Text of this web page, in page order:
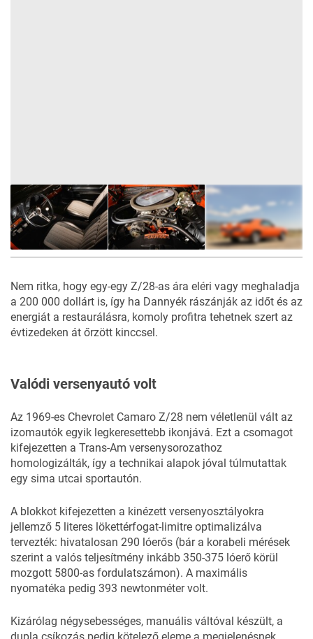
Nem ritka, hogy egy-egy Z/28-as ára eléri vagy meghaladja
a 200 000 dollárt is, így ha Dannyék rászánják az időt és az
energiát a restaurálásra, komoly profitra tehetnek szert az
évtizedeken át őrzött kinccsel.
Valódi versenyautó volt
Az 1969-es Chevrolet Camaro Z/28 nem véletlenül vált az
izomautók egyik legkeresettebb ikonjává. Ezt a csomagot
kifejezetten a Trans-Am versenysorozathoz
homologizálták, így a technikai alapok jóval túlmutattak
egy sima utcai sportautón.
A blokkot kifejezetten a kinézett versenyosztályokra
jellemző 5 literes lökettérfogat-limitre optimalizálva
tervezték: hivatalosan 290 lóerős (bár a korabeli mérések
szerint a valós teljesítmény inkább 350-375 lóerő körül
mozgott 5800-as fordulatszámon). A maximális
nyomatéka pedig 393 newtonméter volt.
Kizárólag négysebességes, manuális váltóval készült, a